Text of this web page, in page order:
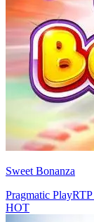
Sweet Bonanza
Pragmatic PlayRTP
HOT